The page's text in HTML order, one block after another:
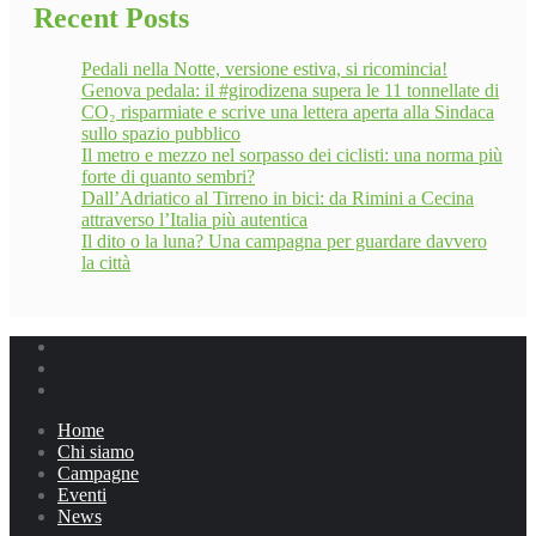
Recent Posts
Pedali nella Notte, versione estiva, si ricomincia!
Genova pedala: il #girodizena supera le 11 tonnellate di
CO₂ risparmiate e scrive una lettera aperta alla Sindaca
sullo spazio pubblico
Il metro e mezzo nel sorpasso dei ciclisti: una norma più
forte di quanto sembri?
Dall’Adriatico al Tirreno in bici: da Rimini a Cecina
attraverso l’Italia più autentica
Il dito o la luna? Una campagna per guardare davvero
la città
Home
Chi siamo
Campagne
Eventi
News